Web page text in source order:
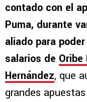
contado con el
Puma, durante
aliado para
salarios de
Hernández, que
grandes